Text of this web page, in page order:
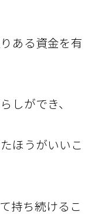
ある資金を有
しができ、
ほうがいいこ
持ち続けるこ